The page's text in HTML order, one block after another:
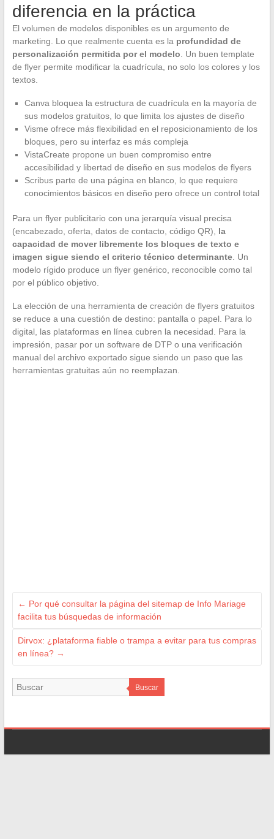
diferencia en la práctica
El volumen de modelos disponibles es un argumento de
marketing. Lo que realmente cuenta es la profundidad de
personalización permitida por el modelo . Un buen template
de flyer permite modificar la cuadrícula, no solo los colores y los
textos.
Canva bloquea la estructura de cuadrícula en la mayoría de
sus modelos gratuitos, lo que limita los ajustes de diseño
Visme ofrece más flexibilidad en el reposicionamiento de los
bloques, pero su interfaz es más compleja
VistaCreate propone un buen compromiso entre
accesibilidad y libertad de diseño en sus modelos de flyers
Scribus parte de una página en blanco, lo que requiere
conocimientos básicos en diseño pero ofrece un control total
Para un flyer publicitario con una jerarquía visual precisa
(encabezado, oferta, datos de contacto, código QR), la
capacidad de mover libremente los bloques de texto e
imagen sigue siendo el criterio técnico determinante. Un
modelo rígido produce un flyer genérico, reconocible como tal
por el público objetivo.
La elección de una herramienta de creación de flyers gratuitos
se reduce a una cuestión de destino: pantalla o papel. Para lo
digital, las plataformas en línea cubren la necesidad. Para la
impresión, pasar por un software de DTP o una verificación
manual del archivo exportado sigue siendo un paso que las
herramientas gratuitas aún no reemplazan.
← Por qué consultar la página del sitemap de Info Mariage
facilita tus búsquedas de información
Dirvox: ¿plataforma fiable o trampa a evitar para tus compras
en línea? →
Buscar